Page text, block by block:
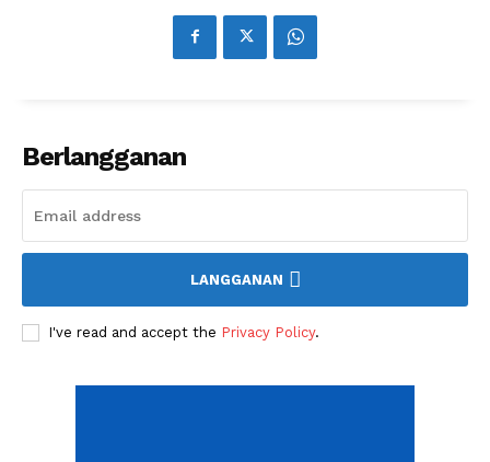
Magazine PRO
Berlangganan
LANGGANAN
I've read and accept the Privacy Policy.